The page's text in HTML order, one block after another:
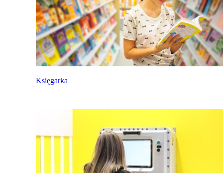
Księgarka